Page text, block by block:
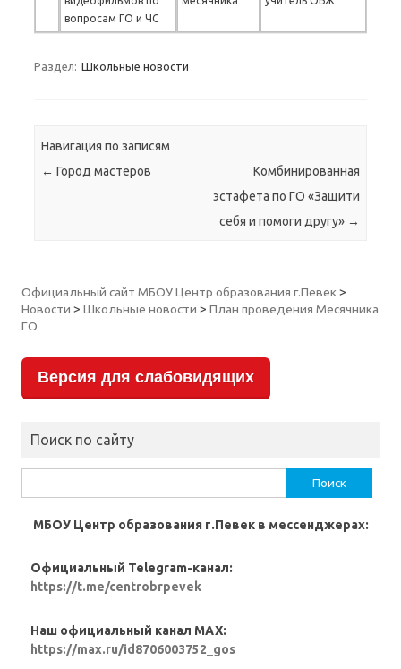
вопросам ГО и ЧС
Раздел: Школьные новости
Навигация по записям
← Город мастеров
Комбинированная
эстафета по ГО «Защити
себя и помоги другу» →
Официальный сайт МБОУ Центр образования г.Певек>
Новости > Школьные новости > План проведения Месячника
ГО
Версия для слабовидящих
Поиск по сайту
МБОУ Центр образования г.Певек в мессенджерах:
Официальный Telegram-канал:
https://t.me/centrobrpevek
Наш официальный канал MAX:
https://max.ru/id8706003752_gos